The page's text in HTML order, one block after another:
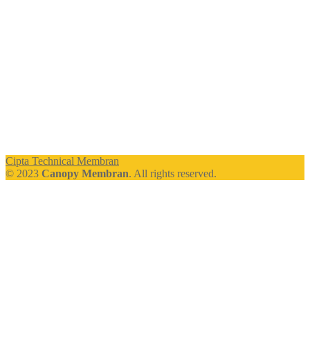
Cipta Technical Membran
© 2023 Canopy Membran. All rights reserved.